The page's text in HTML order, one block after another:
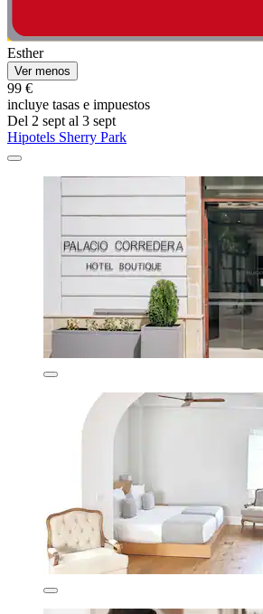
Esther
Ver menos
99 €
incluye tasas e impuestos
Del 2 sept al 3 sept
Hipotels Sherry Park